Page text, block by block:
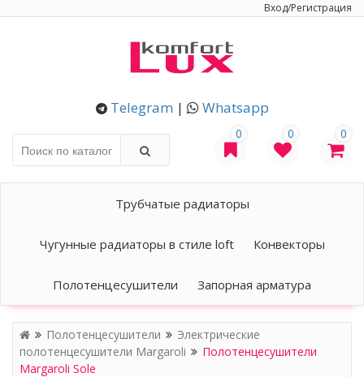
Вход/Регистрация
Telegram | Whatsapp
0 0 0
Трубчатые радиаторы
Чугунные радиаторы в стиле loft Конвекторы
Полотенцесушители Запорная арматура
Полотенцесушители
Электрические
полотенцесушители Margaroli
Полотенцесушители
Margaroli Sole